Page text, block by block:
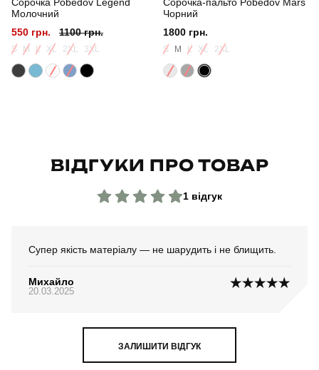
Колір хакі
Матеріал
Склад тканини
Молочний
550 грн.
1100 грн.
S M L XL 2XL 3XL
Чорний
1800 грн.
S M L XL 2XL
ВІДГУКИ ПРО ТОВАР
1 відгук
Супер якість матеріалу — не шарудить і не блищить.
Михайло
20.03.2025
ЗАЛИШИТИ ВІДГУК